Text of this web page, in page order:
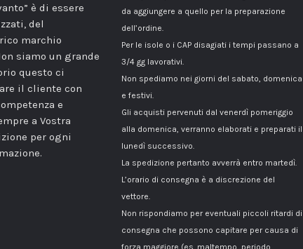
è di essere
del
marchio
siamo un grande
questo ci
il cliente con
e
a Vostra
per ogni
da aggiungere a quello per la preparazione
dell’ordine.
Per le isole o i CAP disagiati i tempi passano a
3/4 gg lavorativi.
Non spediamo nei giorni del sabato, domenica
e festivi.
Gli acquisti pervenuti dal venerdì pomeriggio
alla domenica, verranno elaborati e preparati il
lunedì successivo.
La spedizione pertanto avverrà entro martedì.
L’orario di consegna è a discrezione del
vettore.
Non rispondiamo per eventuali piccoli ritardi di
consegna che possono capitare per causa di
forza maggiore (es. maltempo, periodo